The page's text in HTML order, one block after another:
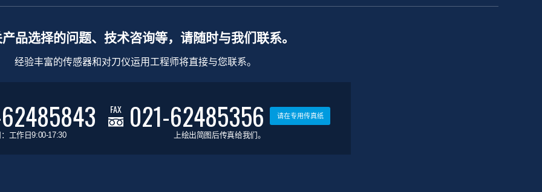
品选择的问题、技术咨询等，请随时与我们联系。
经验丰富的传感器和对刀仪运用工程师将直接与您联系。
工作日9:00-17:30
FAX 021-62485356 请在专用传真纸
上绘出简图后传真给我们。